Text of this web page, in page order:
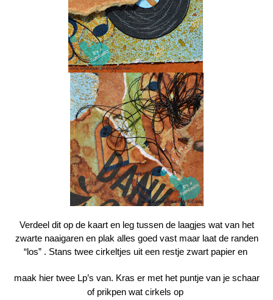
Verdeel dit op de kaart en leg tussen de laagjes wat van het
zwarte naaigaren en plak alles goed vast maar laat de randen
“los” . Stans twee cirkeltjes uit een restje zwart papier en
maak hier twee Lp’s van. Kras er met het puntje van je schaar
of prikpen wat cirkels op